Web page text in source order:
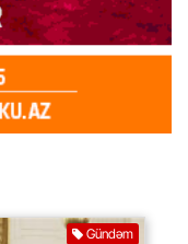
Gündəm